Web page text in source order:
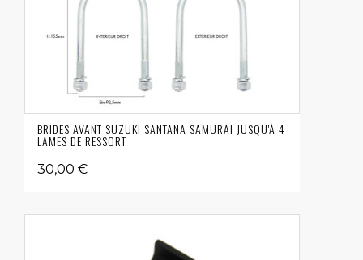
BRIDES AVANT SUZUKI SANTANA SAMURAI JUSQU'À 4
LAMES DE RESSORT
30,00 €